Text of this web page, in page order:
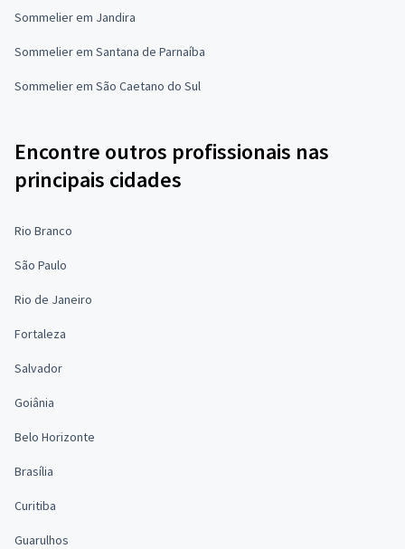
Sommelier em Jandira
Sommelier em Santana de Parnaíba
Sommelier em São Caetano do Sul
Encontre outros profissionais nas
principais cidades
Rio Branco
São Paulo
Rio de Janeiro
Fortaleza
Salvador
Goiânia
Belo Horizonte
Brasília
Curitiba
Guarulhos